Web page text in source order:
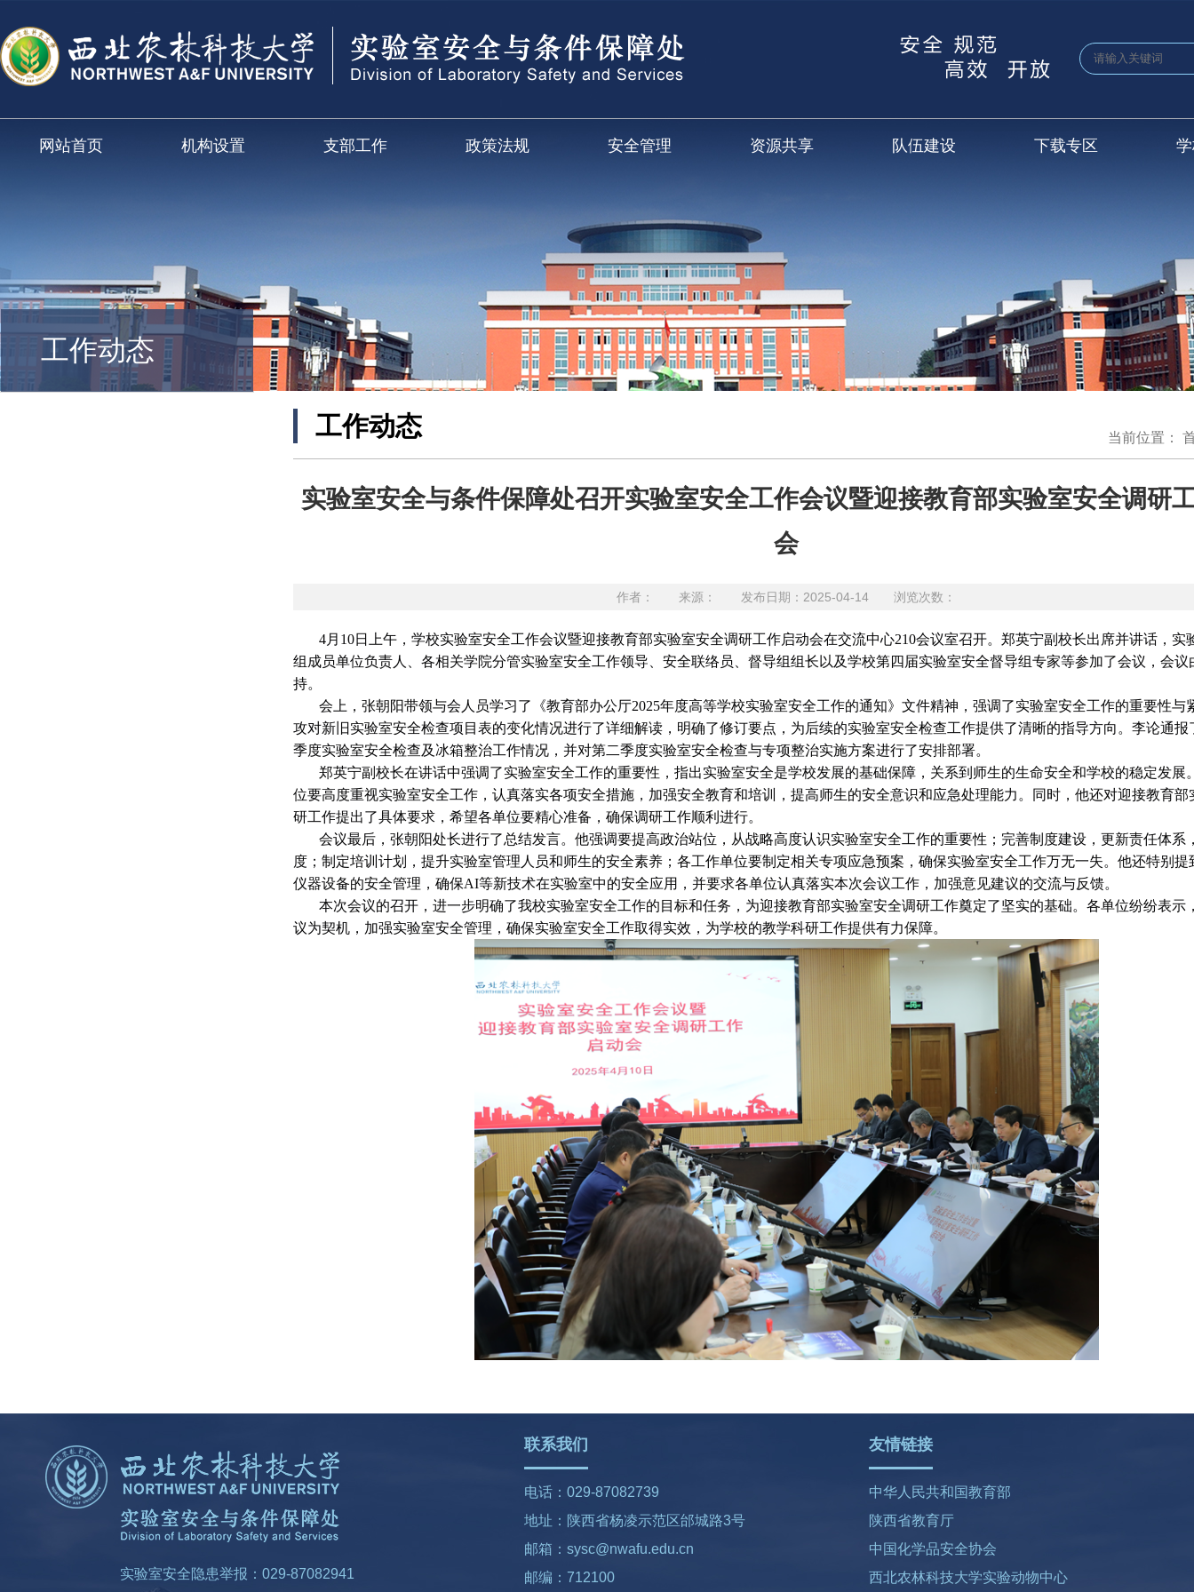
网站首页 机构设置 支部工作 政策法规 安全管理 资源共享 队伍建设 下载专区
工作动态
当前位置：
工作动态
实验室安全与条件保障处召开实验室安全工作会议暨迎接教育部实验室安全调研
会
作者： 来源： 发布日期：2025-04-14 浏览次数：
4月10日上午，学校实验室安全工作会议暨迎接教育部实验室安全调研工作启动会在交流中心210会议室召开。郑英宁副校长出席并讲话，实
组成员单位负责人、各相关学院分管实验室安全工作领导、安全联络员、督导组组长以及学校第四届实验室安全督导组专家等参加了会议，会议
持。
会上，张朝阳带领与会人员学习了《教育部办公厅2025年度高等学校实验室安全工作的通知》文件精神，强调了实验室安全工作的重要性与
攻对新旧实验室安全检查项目表的变化情况进行了详细解读，明确了修订要点，为后续的实验室安全检查工作提供了清晰的指导方向。李论通报
季度实验室安全检查及冰箱整治工作情况，并对第二季度实验室安全检查与专项整治实施方案进行了安排部署。
郑英宁副校长在讲话中强调了实验室安全工作的重要性，指出实验室安全是学校发展的基础保障，关系到师生的生命安全和学校的稳定发展
位要高度重视实验室安全工作，认真落实各项安全措施，加强安全教育和培训，提高师生的安全意识和应急处理能力。同时，他还对迎接教育部
研工作提出了具体要求，希望各单位要精心准备，确保调研工作顺利进行。
会议最后，张朝阳处长进行了总结发言。他强调要提高政治站位，从战略高度认识实验室安全工作的重要性；完善制度建设，更新责任体系
度；制定培训计划，提升实验室管理人员和师生的安全素养；各工作单位要制定相关专项应急预案，确保实验室安全工作万无一失。他还特别提
仪器设备的安全管理，确保AI等新技术在实验室中的安全应用，并要求各单位认真落实本次会议工作，加强意见建议的交流与反馈。
本次会议的召开，进一步明确了我校实验室安全工作的目标和任务，为迎接教育部实验室安全调研工作奠定了坚实的基础。各单位纷纷表示
议为契机，加强实验室安全管理，确保实验室安全工作取得实效，为学校的教学科研工作提供有力保障。
实验室安全隐患举报：029-87082941
联系我们
电话：029-87082739
地址：陕西省杨凌示范区邰城路3号
邮箱：sysc@nwafu.edu.cn
邮编：712100
友情链接
中华人民共和国教育部
陕西省教育厅
中国化学品安全协会
西北农林科技大学实验动物中心